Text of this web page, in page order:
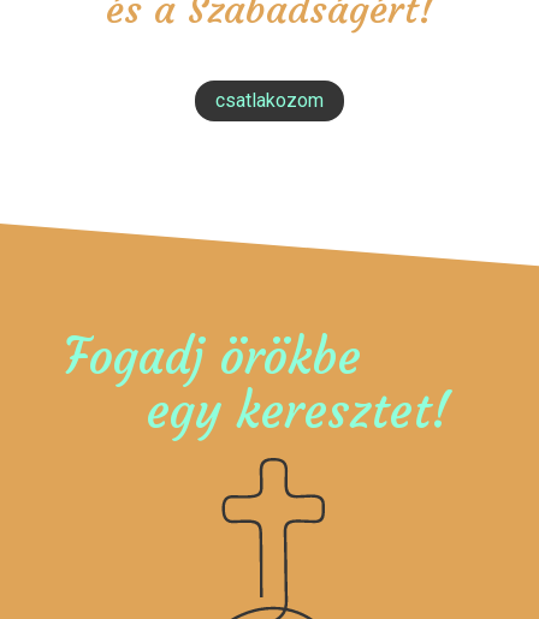
csatlakozom
Fogadj örökbe
egy keresztet!